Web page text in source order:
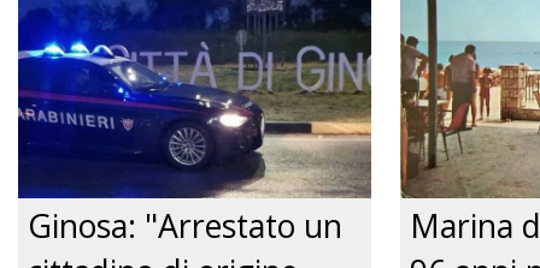
Ginosa: "Arrestato un
Marina